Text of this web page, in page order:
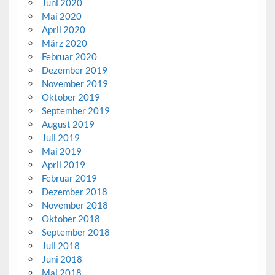
Juni 2020
Mai 2020
April 2020
März 2020
Februar 2020
Dezember 2019
November 2019
Oktober 2019
September 2019
August 2019
Juli 2019
Mai 2019
April 2019
Februar 2019
Dezember 2018
November 2018
Oktober 2018
September 2018
Juli 2018
Juni 2018
Mai 2018